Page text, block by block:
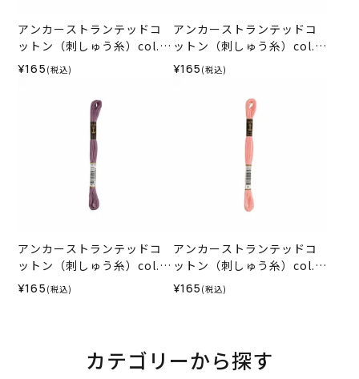
アンカーストランテッドコ
ットン（刺しゅう糸）col.0
278
¥165 (税込)
アンカーストランテッドコ
ットン（刺しゅう糸）col.0
010
¥165 (税込)
アンカーストランテッドコ
ットン（刺しゅう糸）col.0
871
¥165 (税込)
アンカーストランテッドコ
ットン（刺しゅう糸）col.0
008
¥165 (税込)
カテゴリーから探す